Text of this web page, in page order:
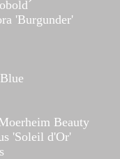
'Burgunder'
Beauty
'Soleil d'Or'